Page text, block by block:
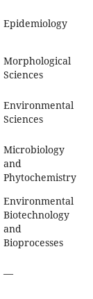
Epidemiology
Morphological
Sciences
Environmental
Sciences
Microbiology
and
Phytochemistry
Environmental
Biotechnology
and
Bioprocesses
—